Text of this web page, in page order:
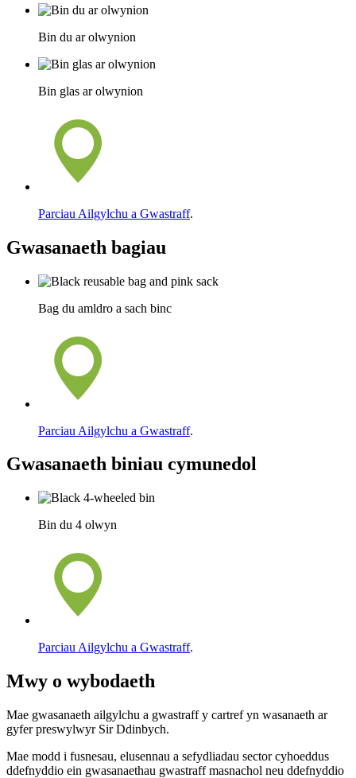
Bin du ar olwynion
Bin glas ar olwynion
Parciau Ailgylchu a Gwastraff.
Gwasanaeth bagiau
Bag du amldro a sach binc
Parciau Ailgylchu a Gwastraff.
Gwasanaeth biniau cymunedol
Bin du 4 olwyn
Parciau Ailgylchu a Gwastraff.
Mwy o wybodaeth
Mae gwasanaeth ailgylchu a gwastraff y cartref yn wasanaeth ar
gyfer preswylwyr Sir Ddinbych.
Mae modd i fusnesau, elusennau a sefydliadau sector cyhoeddus
ddefnyddio ein gwasanaethau gwastraff masnachol neu ddefnyddio